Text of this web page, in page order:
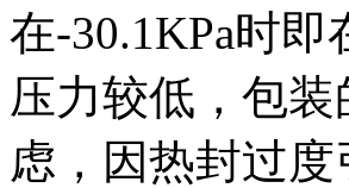
在-30.1KPa时
压力较低，包
虑，因热封过